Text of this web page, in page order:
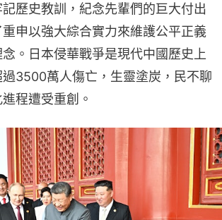
歷史教訓，紀念先輩們的巨大付出
申以強大綜合實力來維護公平正義
。日本侵華戰爭是現代中國歷史上
3500萬人傷亡，生靈塗炭，民不聊
程遭受重創。